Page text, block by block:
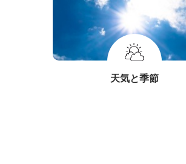
天気と季節